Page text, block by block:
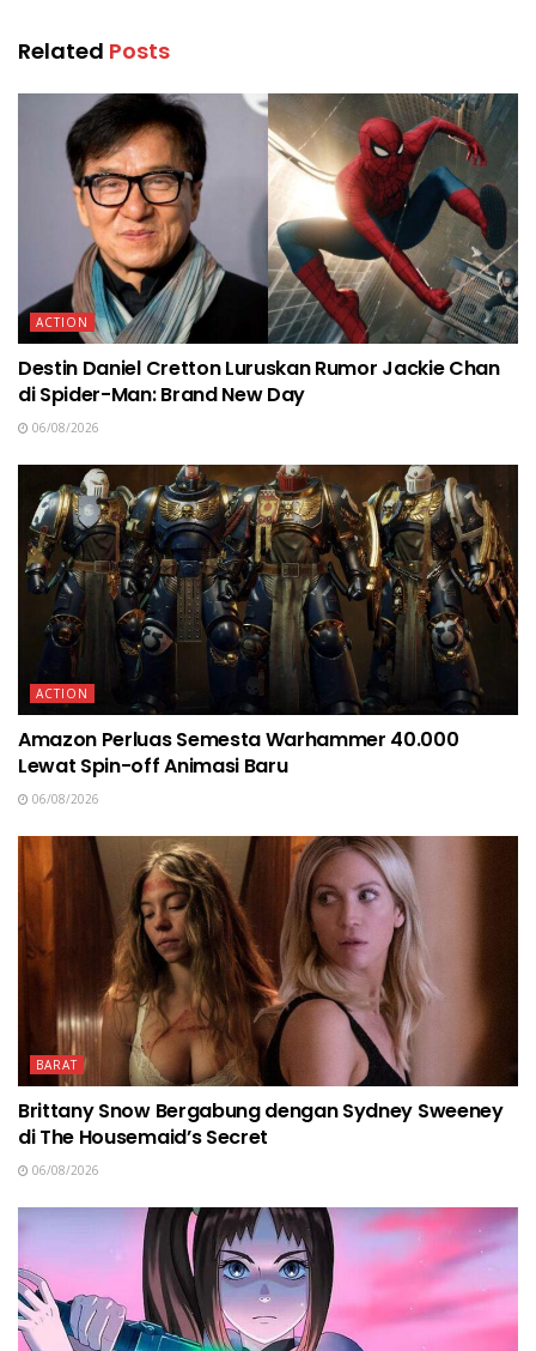
Related Posts
ACTION
Destin Daniel Cretton Luruskan Rumor Jackie Chan
di Spider-Man: Brand New Day
06/08/2026
ACTION
Amazon Perluas Semesta Warhammer 40.000
Lewat Spin-off Animasi Baru
06/08/2026
BARAT
Brittany Snow Bergabung dengan Sydney Sweeney
di The Housemaid’s Secret
06/08/2026